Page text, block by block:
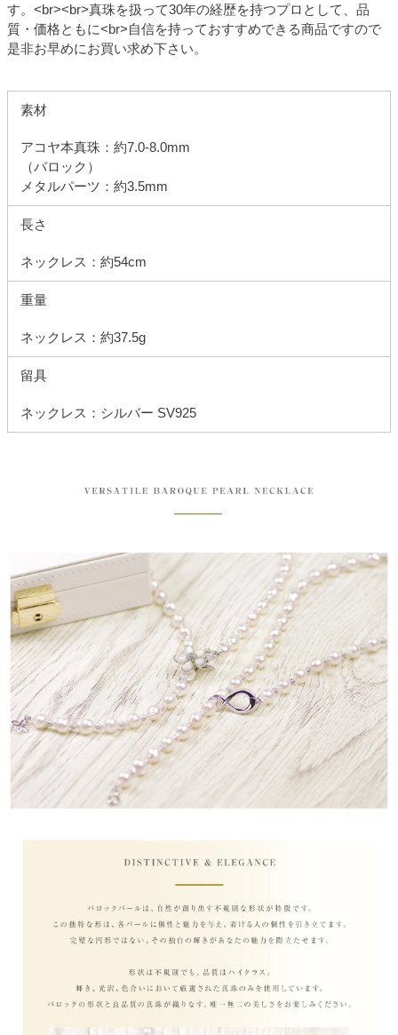
す。<br><br>真珠を扱って30年の経歴を持つプロとして、品
質・価格ともに<br>自信を持っておすすめできる商品ですので
是非お早めにお買い求め下さい。
素材
アコヤ本真珠：約7.0-8.0mm
（バロック）
メタルパーツ：約3.5mm
長さ
ネックレス：約54cm
重量
ネックレス：約37.5g
留具
ネックレス：シルバー SV925